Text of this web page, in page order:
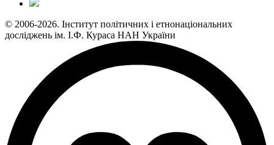
© 2006-2026. Інститут політичних і етнонаціональних
досліджень ім. І.Ф. Кураса НАН України